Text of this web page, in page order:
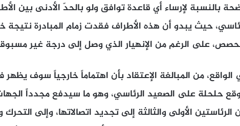
بالنسبة لإرساء أي قاعدة توافق ولو بالحدّ الأدنى بين
حيث يبدو أن هذه الأطراف فقدت زمام المبادرة نتيجة
على الرغم من الإنهيار الذي وصل إلى درجة غير
من المبالغة الإعتقاد بأن اهتماماً خارجياً سوف
حلحلة على الصعيد الرئاسي، وهو ما سيدفع مجدداً
الرئاستين الأولى والثالثة إلى تجديد اتصالاتها، وإلى